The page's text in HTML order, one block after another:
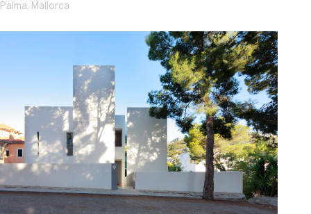
Palma, Mallorca